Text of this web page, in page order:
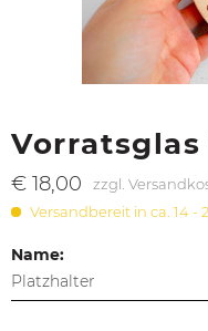
€ 18,00
zzgl.
Versandbereit in ca. 14 -
Name: